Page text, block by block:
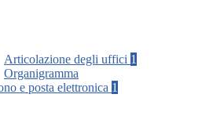
Articolazione degli uffici 1
Organigramma
e posta elettronica 1